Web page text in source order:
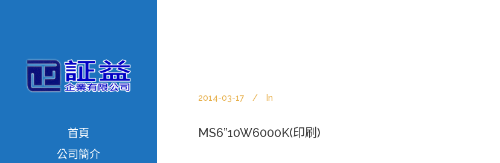
首頁
公司簡介
2014-03-17 In
MS6”10W6000K(印刷)